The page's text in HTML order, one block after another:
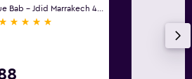
5 estrellas